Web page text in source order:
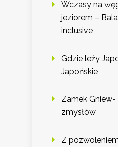
Wczasy na
jeziorem –
inclusive
Gdzie leży
Japońskie
Zamek Gniew-
zmysłów
Z